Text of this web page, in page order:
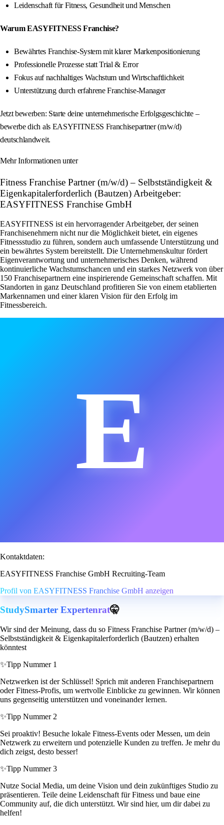
Leidenschaft für Fitness, Gesundheit und Menschen
Warum EASYFITNESS Franchise?
Bewährtes Franchise-System mit klarer Markenpositionierung
Professionelle Prozesse statt Trial & Error
Fokus auf nachhaltiges Wachstum und Wirtschaftlichkeit
Unterstützung durch erfahrene Franchise-Manager
Jetzt bewerben: Starte deine unternehmerische Erfolgsgeschichte –
bewerbe dich als EASYFITNESS Franchisepartner (m/w/d)
deutschlandweit.
Mehr Informationen unter
Fitness Franchise Partner (m/w/d) – Selbstständigkeit &
Eigenkapitalerforderlich (Bautzen) Arbeitgeber:
EASYFITNESS Franchise GmbH
EASYFITNESS ist ein hervorragender Arbeitgeber, der seinen
Franchisenehmern nicht nur die Möglichkeit bietet, ein eigenes
Fitnessstudio zu führen, sondern auch umfassende Unterstützung und
ein bewährtes System bereitstellt. Die Unternehmenskultur fördert
Eigenverantwortung und unternehmerisches Denken, während
kontinuierliche Wachstumschancen und ein starkes Netzwerk von über
150 Franchisepartnern eine inspirierende Gemeinschaft schaffen. Mit
Standorten in ganz Deutschland profitieren Sie von einem etablierten
Markennamen und einer klaren Vision für den Erfolg im
Fitnessbereich.
E
Kontaktdaten:
EASYFITNESS Franchise GmbH Recruiting-Team
Profil von EASYFITNESS Franchise GmbH anzeigen
StudySmarter Expertenrat🤫
Wir sind der Meinung, dass du so Fitness Franchise Partner (m/w/d) –
Selbstständigkeit & Eigenkapitalerforderlich (Bautzen) erhalten
könntest
✨Tipp Nummer 1
Netzwerken ist der Schlüssel! Sprich mit anderen Franchisepartnern
oder Fitness-Profis, um wertvolle Einblicke zu gewinnen. Wir können
uns gegenseitig unterstützen und voneinander lernen.
✨Tipp Nummer 2
Sei proaktiv! Besuche lokale Fitness-Events oder Messen, um dein
Netzwerk zu erweitern und potenzielle Kunden zu treffen. Je mehr du
dich zeigst, desto besser!
✨Tipp Nummer 3
Nutze Social Media, um deine Vision und dein zukünftiges Studio zu
präsentieren. Teile deine Leidenschaft für Fitness und baue eine
Community auf, die dich unterstützt. Wir sind hier, um dir dabei zu
helfen!